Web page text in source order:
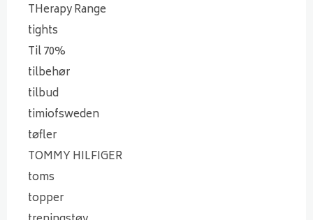
THerapy Range
tights
Til 70%
tilbehør
tilbud
timiofsweden
tøfler
TOMMY HILFIGER
toms
topper